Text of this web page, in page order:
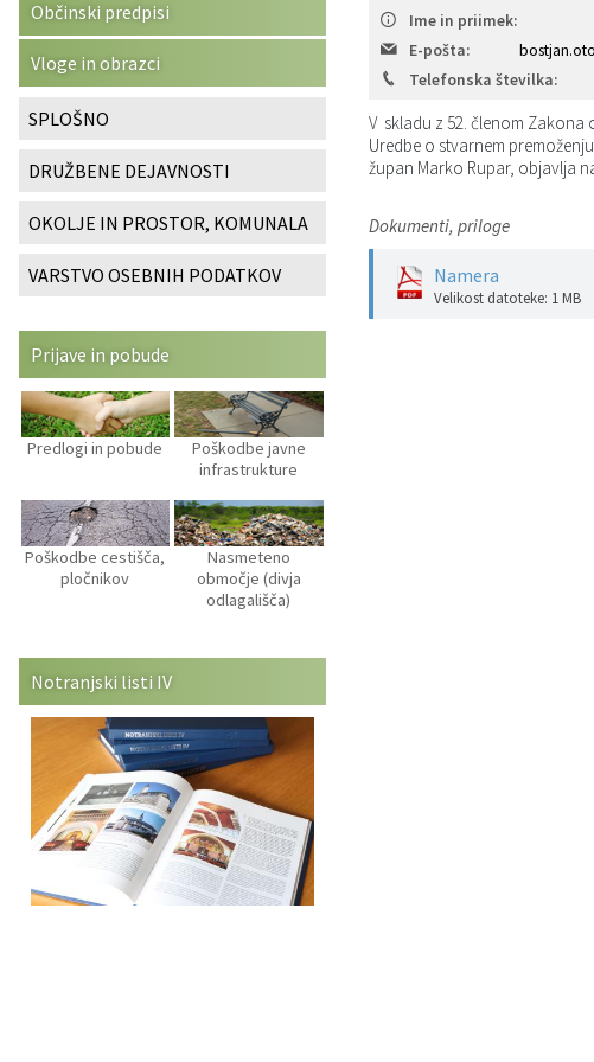
Ime in priimek:
E-pošta:
Telefonska številka:
V skladu z 52. členom Zakona
Uredbe o stvarnem
župan Marko Rupar, objavlja
Dokumenti, priloge
Namera
Velikost datoteke: 1 MB
Občinski predpisi
Vloge in obrazci
SPLOŠNO
DRUŽBENE DEJAVNOSTI
OKOLJE IN PROSTOR, KOMUNALA
VARSTVO OSEBNIH PODATKOV
Prijave in pobude
Predlogi in pobude
Poškodbe javne
infrastrukture
Poškodbe cestišča,
pločnikov
Nasmeteno
območje (divja
odlagališča)
Notranjski listi IV
Katalog informacij javnega značaja
Vizitka občine
Predsedniki političnih strank
Svet za preventivo in vzgojo v cestnem prometu
Služba za okolje in prostor
Služba za stanovanjsko dejavnost
Služba za družbene dejavnosti
Služba za gospodarstvo, turizem in kmetijstvo
Služba za šport
Služba za krajevne skupnosti
Občinski predpisi
Strategije in koncepti